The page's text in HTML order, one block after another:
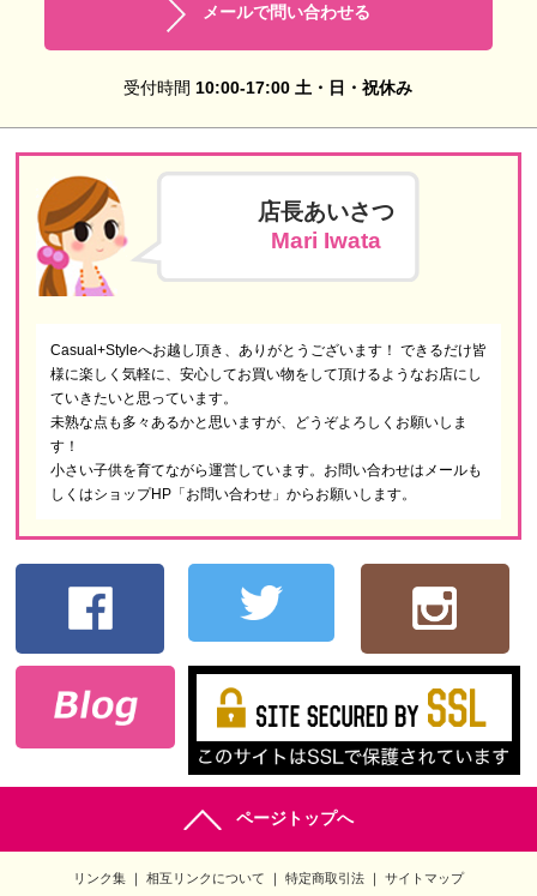
メールで問い合わせる
受付時間10:00-17:00 土・日・祝休み
店長あいさつ
Mari Iwata
Casual+Styleへお越し頂き、ありがとうございます！ できるだけ皆
様に楽しく気軽に、安心してお買い物をして頂けるようなお店にし
ていきたいと思っています。
未熟な点も多々あるかと思いますが、どうぞよろしくお願いしま
す！
小さい子供を育てながら運営しています。お問い合わせはメールも
しくはショップHP「お問い合わせ」からお願いします。
ページトップへ
リンク集 相互リンクについて 特定商取引法 サイトマップ